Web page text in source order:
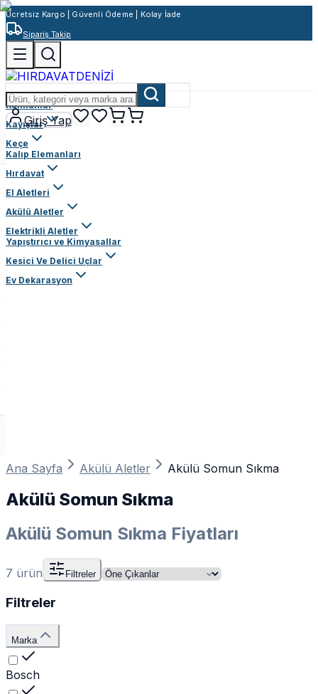
Ücretsiz Kargo | Güvenli Ödeme | Kolay İade
Sipariş Takip
Giriş Yap
Rulmanlar
Kayışlar
Keçe
Kalıp Elemanları
Hırdavat
El Aletleri
Akülü Aletler
Elektrikli Aletler
Yapıştırıcı ve Kimyasallar
Kesici Ve Delici Uçlar
Ev Dekarasyon
Ana Sayfa Akülü Aletler Akülü Somun Sıkma
Akülü Somun Sıkma
Akülü Somun Sıkma Fiyatları
7 ürün Filtreler
Filtreler
Marka
Bosch